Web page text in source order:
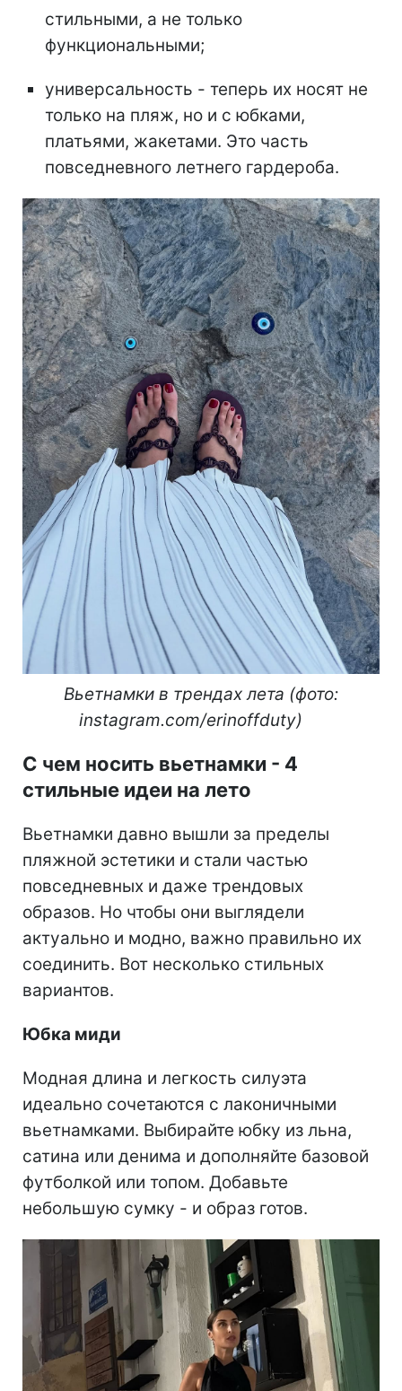
стильными, а не только
функциональными;
универсальность - теперь их носят не
только на пляж, но и с юбками,
платьями, жакетами. Это часть
повседневного летнего гардероба.
Вьетнамки в трендах лета (фото:
instagram.com/erinoffduty)
С чем носить вьетнамки - 4
стильные идеи на лето
Вьетнамки давно вышли за пределы
пляжной эстетики и стали частью
повседневных и даже трендовых
образов. Но чтобы они выглядели
актуально и модно, важно правильно их
соединить. Вот несколько стильных
вариантов.
Юбка миди
Модная длина и легкость силуэта
идеально сочетаются с лаконичными
вьетнамками. Выбирайте юбку из льна,
сатина или денима и дополняйте базовой
футболкой или топом. Добавьте
небольшую сумку - и образ готов.